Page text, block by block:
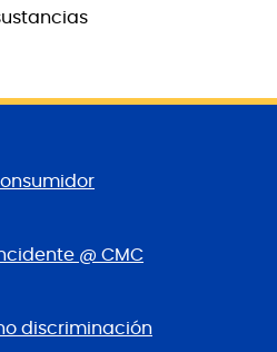
@ CMC
discriminación